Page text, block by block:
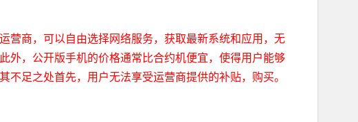
营商，可以自由选择网络服务，获取最新系统和应用，无
外，公开版手机的价格通常比合约机便宜，使得用户能够
足之处首先，用户无法享受运营商提供的补贴，购买。